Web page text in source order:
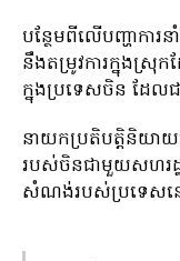
បន្ថែមពីលើបញ្ហាកា
នឹងតម្រូវការក្នុងស្រុ
ក្នុងប្រទេសចិន ដែល
នាយកប្រតិបត្តិនិយាយ
របស់ចិនជាមួយសហរដ្ឋ
សំណង់របស់ប្រទេសនេ